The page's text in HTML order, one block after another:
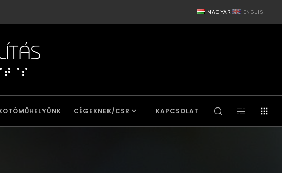
MAGYAR ENGLISH
CÉGEKNEK/CSR KAPCSOLAT